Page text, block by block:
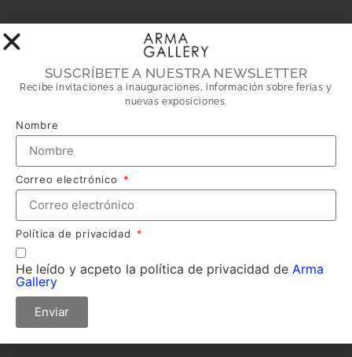
SUSCRÍBETE A NUESTRA NEWSLETTER
Recibe invitaciones a inauguraciones, información sobre ferias y
nuevas exposiciones.
Nombre
Correo electrónico
Política de privacidad
He leído y acpeto la política de privacidad de Arma
Gallery
Enviar